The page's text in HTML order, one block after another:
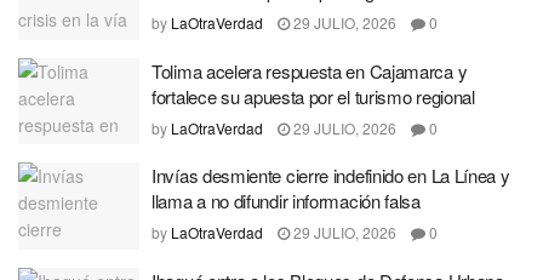
by LaOtraVerdad 29 JULIO, 2026 0
Tolima acelera respuesta en Cajamarca y
fortalece su apuesta por el turismo regional
by LaOtraVerdad 29 JULIO, 2026 0
Invías desmiente cierre indefinido en La Línea y
llama a no difundir información falsa
by LaOtraVerdad 29 JULIO, 2026 0